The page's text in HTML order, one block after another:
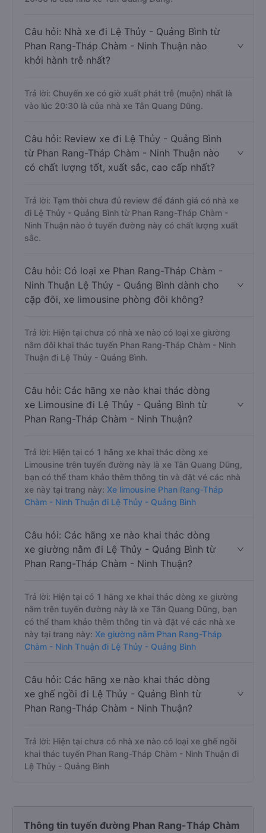
Câu hỏi: Nhà xe đi Lệ Thủy - Quảng Bình từ
Phan Rang-Tháp Chàm - Ninh Thuận nào
khởi hành trễ nhất?
Trả lời: Chuyến xe có giờ xuất phát trễ (muộn) nhất là
vào lúc 20:30 là của nhà xe Tân Quang Dũng.
Câu hỏi: Review xe đi Lệ Thủy - Quảng Bình
từ Phan Rang-Tháp Chàm - Ninh Thuận nào
có chất lượng tốt, xuất sắc, cao cấp nhất?
Trả lời: Tạm thời chưa đủ review để đánh giá có nhà xe
đi Lệ Thủy - Quảng Bình từ Phan Rang-Tháp Chàm -
Ninh Thuận nào ở tuyến đường này có chất lượng xuất
sắc.
Câu hỏi: Có loại xe Phan Rang-Tháp Chàm -
Ninh Thuận Lệ Thủy - Quảng Bình dành cho
cặp đôi, xe limousine phòng đôi không?
Trả lời: Hiện tại chưa có nhà xe nào có loại xe giường
nằm đôi khai thác tuyến Phan Rang-Tháp Chàm - Ninh
Thuận đi Lệ Thủy - Quảng Bình.
Câu hỏi: Các hãng xe nào khai thác dòng
xe Limousine đi Lệ Thủy - Quảng Bình từ
Phan Rang-Tháp Chàm - Ninh Thuận?
Trả lời: Hiện tại có 1 hãng xe khai thác dòng xe
Limousine trên tuyến đường này là xe Tân Quang Dũng,
bạn có thể tham khảo thêm thông tin và đặt vé các nhà
xe này tại trang này: Xe limousine Phan Rang-Tháp
Chàm - Ninh Thuận đi Lệ Thủy - Quảng Bình
Câu hỏi: Các hãng xe nào khai thác dòng
xe giường nằm đi Lệ Thủy - Quảng Bình từ
Phan Rang-Tháp Chàm - Ninh Thuận?
Trả lời: Hiện tại có 1 hãng xe khai thác dòng xe giường
nằm trên tuyến đường này là xe Tân Quang Dũng, bạn
có thể tham khảo thêm thông tin và đặt vé các nhà xe
này tại trang này: Xe giường nằm Phan Rang-Tháp
Chàm - Ninh Thuận đi Lệ Thủy - Quảng Bình
Câu hỏi: Các hãng xe nào khai thác dòng
xe ghế ngồi đi Lệ Thủy - Quảng Bình từ
Phan Rang-Tháp Chàm - Ninh Thuận?
Trả lời: Hiện tại chưa có nhà xe nào có loại xe ghế ngồi
khai thác tuyến Phan Rang-Tháp Chàm - Ninh Thuận đi
Lệ Thủy - Quảng Bình
Thông tin tuyến đường Phan Rang-Tháp Chàm